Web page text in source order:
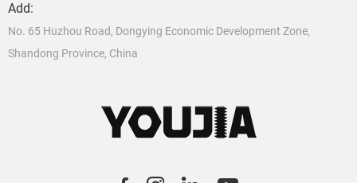
Add:
No. 65 Huzhou Road, Dongying Economic Development Zone,
Shandong Province, China